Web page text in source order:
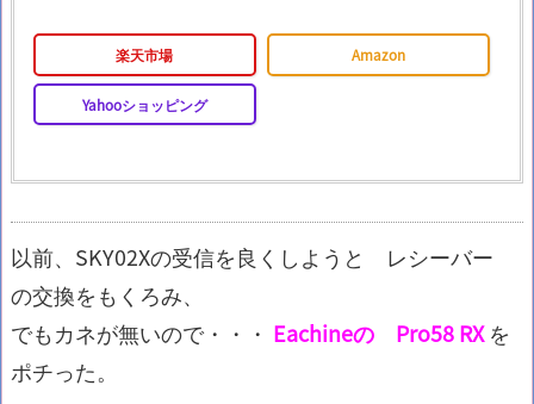
楽天市場 Amazon
Yahooショッピング
以前、SKY02Xの受信を良くしようと レシーバー
の交換をもくろみ、
でもカネが無いので・・・ Eachineの Pro58 RXを
ポチった。